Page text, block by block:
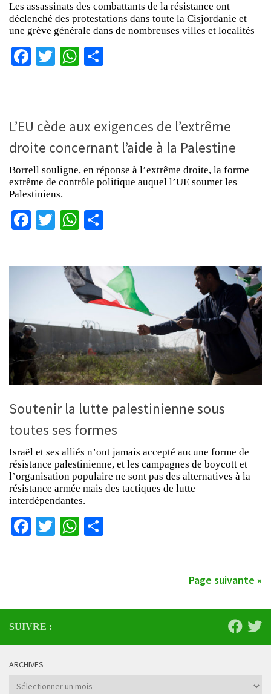
Les assassinats des combattants de la résistance ont
déclenché des protestations dans toute la Cisjordanie et
une grève générale dans de nombreuses villes et localités
Facebook
TwitterWhatsApp
L’EU cède aux exigences de l’extrême
droite concernant l’aide à la Palestine
Borrell souligne, en réponse à l’extrême droite, la forme
extrême de contrôle politique auquel l’UE soumet les
Palestiniens.
Facebook
TwitterWhatsApp
Soutenir la lutte palestinienne sous
toutes ses formes
Israël et ses alliés n’ont jamais accepté aucune forme de
résistance palestinienne, et les campagnes de boycott et
l’organisation populaire ne sont pas des alternatives à la
résistance armée mais des tactiques de lutte
interdépendantes.
Facebook
TwitterWhatsApp
Page suivante »
SUIVRE :
ARCHIVES
Archives